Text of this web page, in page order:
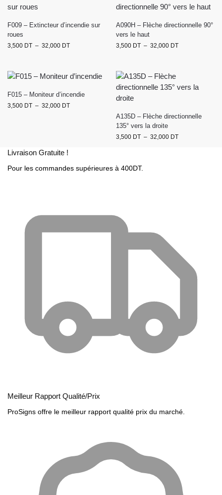
F009 – Extincteur d’incendie sur
roues
3,500 DT – 32,000 DT
A090H – Flèche directionnelle 90°
vers le haut
3,500 DT – 32,000 DT
F015 – Moniteur d’incendie
3,500 DT – 32,000 DT
A135D – Flèche directionnelle
135° vers la droite
3,500 DT – 32,000 DT
Livraison Gratuite !
Pour les commandes supérieures à 400DT.
Meilleur Rapport Qualité/Prix
ProSigns offre le meilleur rapport qualité prix du marché.